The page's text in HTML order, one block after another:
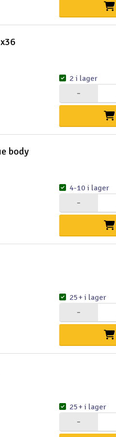
-
2 i lager
body
-
4-10 i lager
-
25+ i lager
-
25+ i lager